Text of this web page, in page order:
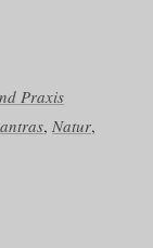
Praxis
, Natur